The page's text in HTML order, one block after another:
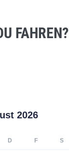
FAHREN?
2026
D F S